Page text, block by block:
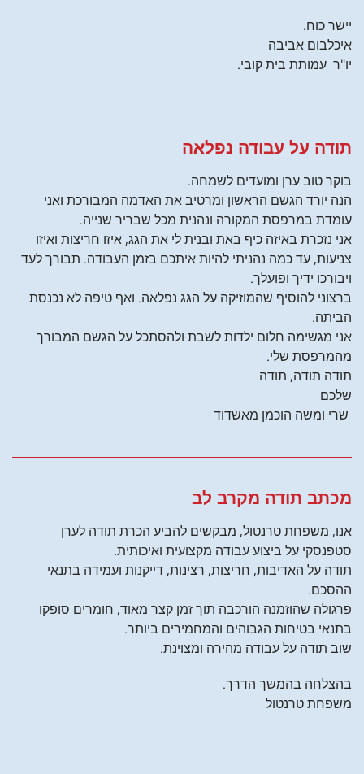
יישר כוח.
איכלבום אביבה
יו"ר עמותת בית קובי.
תודה על עבודה נפלאה
בוקר טוב ערן ומועדים לשמחה.
הנה יורד הגשם הראשון ומרטיב את האדמה המבורכת ואני
עומדת במרפסת המקורה ונהנית מכל שבריר שנייה.
אני נזכרת באיזה כיף באת ובנית לי את הגג, איזו חריצות ואיזו
צניעות, עד כמה נהניתי להיות איתכם בזמן העבודה. תבורך לעד
ויבורכו ידיך ופועלך.
ברצוני להוסיף שהמוזיקה על הגג נפלאה. ואף טיפה לא נכנסת
הביתה.
אני מגשימה חלום ילדות לשבת ולהסתכל על הגשם המבורך
מהמרפסת שלי.
תודה תודה, תודה
שלכם
שרי ומשה הוכמן מאשדוד
מכתב תודה מקרב לב
אנו, משפחת טרנטול, מבקשים להביע הכרת תודה לערן
סטפנסקי על ביצוע עבודה מקצועית ואיכותית.
תודה על האדיבות, חריצות, רצינות, דייקנות ועמידה בתנאי
ההסכם.
פרגולה שהוזמנה הורכבה תוך זמן קצר מאוד, חומרים סופקו
בתנאי בטיחות הגבוהים והמחמירים ביותר.
שוב תודה על עבודה מהירה ומצוינת.
בהצלחה בהמשך הדרך.
משפחת טרנטול